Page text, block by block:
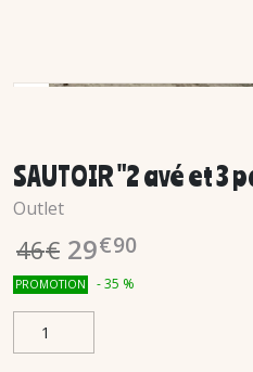
SAUTOIR "2 avé et
Outlet
46€ 29€90
PROMOTION -35 %